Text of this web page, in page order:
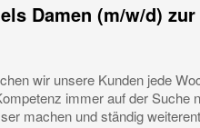
Damen (m/w/d)
wir unsere Kunden jede
immer auf der Suche
machen und ständig